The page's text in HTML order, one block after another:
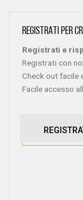
REGISTRATI PER
Registrati e
Registrati con
Check out facile
Facile accesso